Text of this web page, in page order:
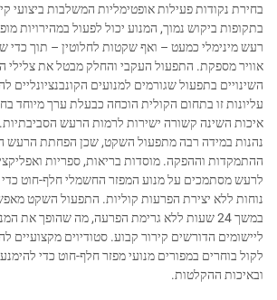
בחירת נקודות פעילות אופטימליות המשלבות ביצועי
בתקופות ביקוש נמוך, המנוע יכול לפעול במהירויות
רעש מינימלי כמעט – ואף שקטות לחלוטין – תוך כדי
אוויר מספקת. התפעול העקבי והחלק מבטל את צלילי
השינויים בתפעול שגורמים למנועים הקונבנציונליים
עליונות זו בתחום הקולית הוכחה כבעלת ערך מיוחד
איכות השינה קשורה ישירות לרמות הרעש
נהנות במידה רבה מתפעול השקט, שכן הפחתת
ההתמקדות וההפקה. מוסדות בריאות, ספריות
לרעש מסתמכים על מנוע המפזר החשמלי חלף-חוט
נוחות ללא יצירת הפרעות קוליות. התפעול השקט
במשך 24 שעות ללא גרימת הפרעה, מה שהופך את
ליישומים הדורשים קירור קבוע. סטודיוים מקצועיים
לקול בוחרים במפורים מנועי מפזר חלף-חוט כדי
ובאיכות ההקלטות.